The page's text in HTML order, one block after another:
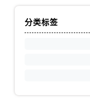
分类标签